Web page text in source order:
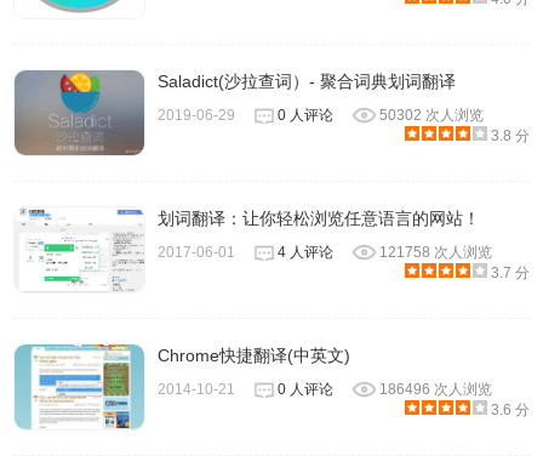
Saladict(沙拉查词）- 聚合词典划词翻译
2019-06-29 0 人评论
50302 次人浏览
3.8 分
划词翻译：让你轻松浏览任意语言的网站！
2017-06-01 4 人评论
121758 次人浏览
3.7 分
Chrome快捷翻译(中英文)
2014-10-21 0 人评论
186496 次人浏览
3.6 分